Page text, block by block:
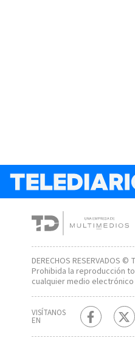
DERECHOS RESERVADOS ©
Prohibida la reproducción
cualquier medio
VISÍTANOS
EN